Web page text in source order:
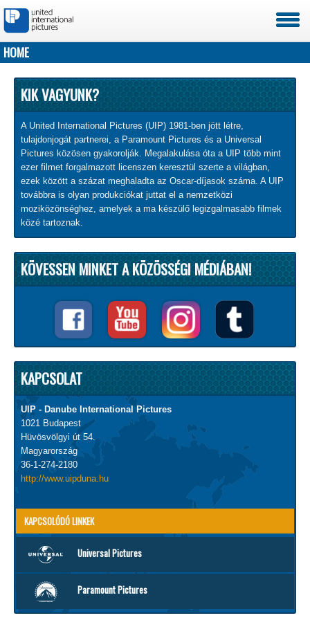
HOME
A UIP-RÓL
HOME
KIK VAGYUNK?
A United International Pictures (UIP) 1981-ben jött létre,
tulajdonjogát partnerei, a Paramount Pictures és a Universal
Pictures közösen gyakorolják. Megalakulása óta a UIP több mint
ezer filmet forgalmazott licenszen keresztül szerte a világban,
ezek között a százat meghaladta az Oscar-díjasok száma. A UIP
továbbra is olyan produkciókat juttat el a nemzetközi
moziközönséghez, amelyek a ma készülő legizgalmasabb filmek
közé tartoznak.
KÖVESSEN MINKET A KÖZÖSSÉGI MÉDIÁBAN!
KAPCSOLAT
KAPCSOLÓDÓ LINKEK
Universal Pictures
Paramount Pictures
UIP - Danube International Pictures
1021 Budapest
Hüvösvölgyi út 54.
Magyarország
36-1-274-2180
http://www.uipduna.hu